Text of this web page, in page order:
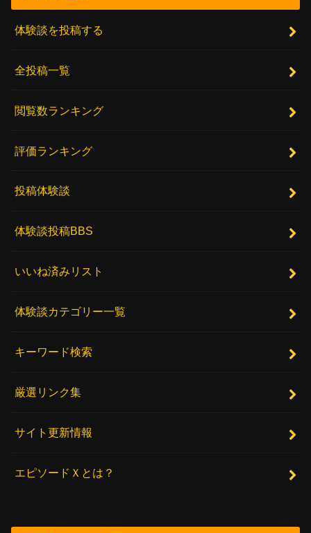
体験談を投稿する
全投稿一覧
閲覧数ランキング
評価ランキング
投稿体験談
体験談投稿BBS
いいね済みリスト
体験談カテゴリー一覧
キーワード検索
厳選リンク集
サイト更新情報
エピソードＸとは？